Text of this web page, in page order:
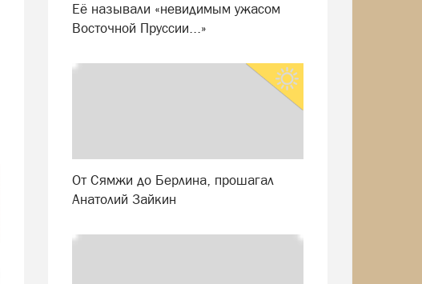
Её называли «невидимым ужасом
Восточной Пруссии...»
От Сямжи до Берлина, прошагал
Анатолий Зайкин